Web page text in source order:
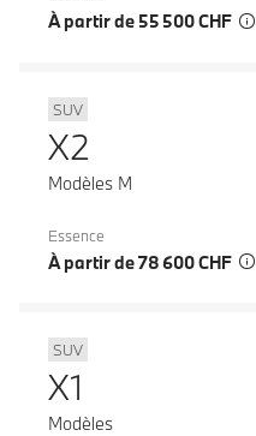
À partir de 55 500 CHF
SUV
X2
Modèles M
Essence
À partir de 78 600 CHF
SUV
X1
Modèles